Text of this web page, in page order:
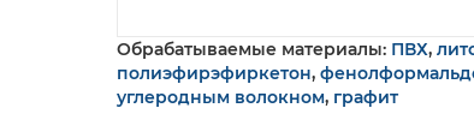
Обрабатываемые материалы: ПВХ,
полиэфирэфиркетон,
углеродным волокном, графит